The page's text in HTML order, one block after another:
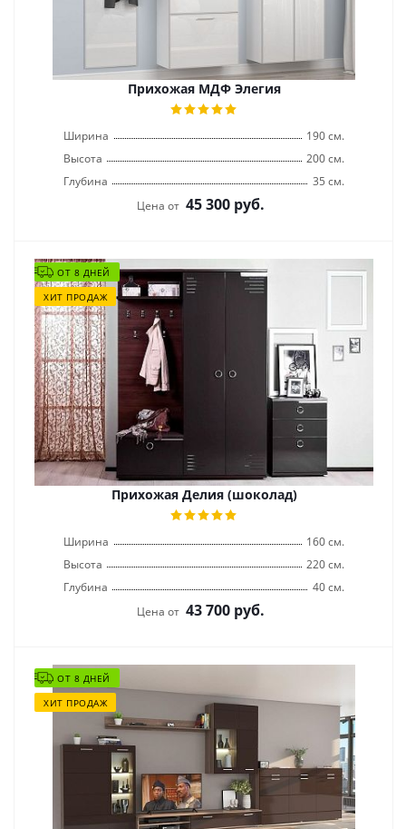
Прихожая МДФ Элегия
Ширина
190 см.
Высота
200 см.
Глубина
35 см.
Цена от 45 300 руб.
ОТ 8 ДНЕЙ
ХИТ ПРОДАЖ
Прихожая Делия (шоколад)
Ширина
160 см.
Высота
220 см.
Глубина
40 см.
Цена от 43 700 руб.
ОТ 8 ДНЕЙ
ХИТ ПРОДАЖ